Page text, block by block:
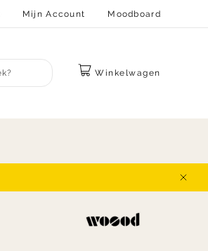
Mijn Account Moodboard
Winkelwagen